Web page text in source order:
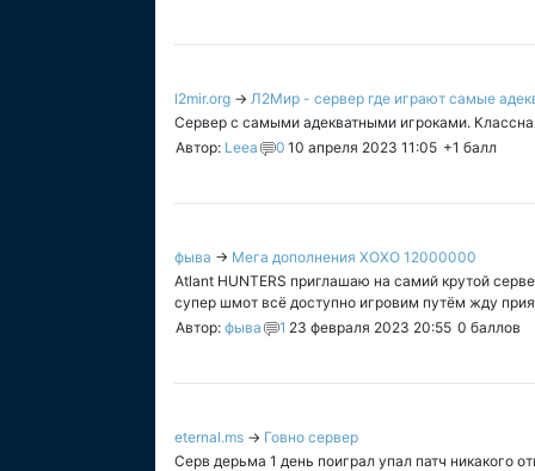
l2mir.org → Л2Мир - сервер где играют самые
Сервер с самыми адекватными игроками.
Автор: Leea 0 10 апреля 2023 11:05 +1 балл
фыва → Мега дополнения XOXO 12000000
Atlant HUNTERS приглашаю на самий крутой
супер шмот всё доступно игровим путём жду
Автор: фыва 1 23 февраля 2023 20:55 0 баллов
eternal.ms → Говно сервер
Серв дерьма 1 день поиграл упал патч никакого